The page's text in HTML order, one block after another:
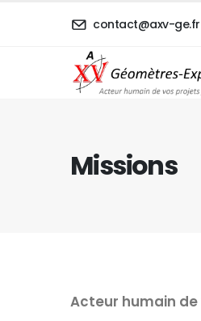
contact@axv-ge.fr
Missions
Acteur humain de